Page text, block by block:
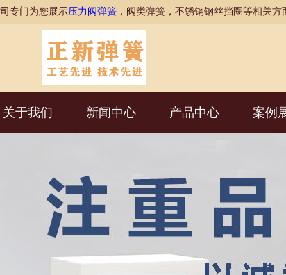
专门为您展示压力阀弹簧 ，阀类弹簧，不锈钢钢丝挡圈等相关方
关于我们 新闻中心 产品中心 案例